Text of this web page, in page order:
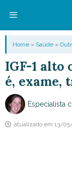
conteúdo
Menu
Home » Saúde »
IGF-1 alto
é, exame,
Especialista
atualizado em 13/